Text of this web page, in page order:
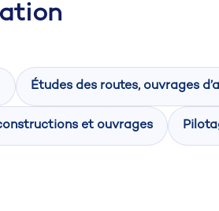
Études des routes, ouvrages
et ouvrages